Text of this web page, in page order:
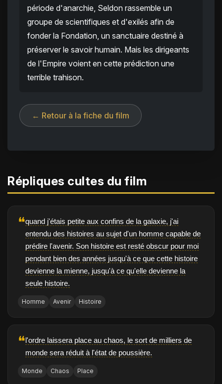
période d'anarchie, Seldon rassemble un
groupe de scientifiques et d'exilés afin de
fonder la Fondation, un sanctuaire destiné à
préserver le savoir humain. Mais les dirigeants
de l'Empire voient en cette prédiction une
terrible trahison.
← Retour à la fiche du film
Répliques cultes du film
❝quand j'étais petite aux confins de la galaxie, j'ai
entendu des histoires au sujet d'un homme capable de
prédire l'avenir. Son histoire est resté obscur pour moi
pendant bien des années jusqu'à ce que cette histoire
devienne la mienne, jusqu'à ce qu'elle devienne la
seule histoire.
Homme Avenir Histoire
❝l'ordre laissera place au chaos, le sort de milliers de
monde sera réduit à l'état de poussière.
Monde Chaos Place